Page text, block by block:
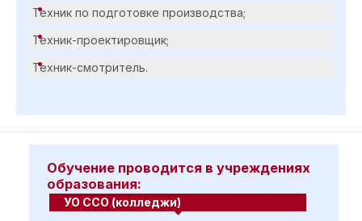
Техник по подготовке производства;
Техник-проектировщик;
Техник-смотритель.
Обучение проводится в учреждениях
образования:
УО ССО (колледжи)